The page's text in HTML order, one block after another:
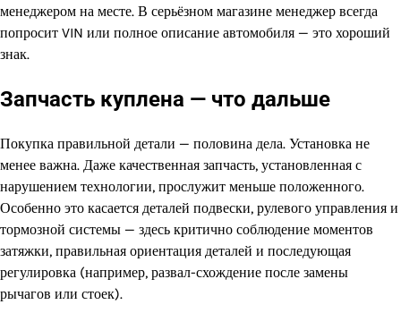
менеджером на месте. В серьёзном магазине менеджер всегда
попросит VIN или полное описание автомобиля — это хороший
знак.
Запчасть куплена — что дальше
Покупка правильной детали — половина дела. Установка не
менее важна. Даже качественная запчасть, установленная с
нарушением технологии, прослужит меньше положенного.
Особенно это касается деталей подвески, рулевого управления и
тормозной системы — здесь критично соблюдение моментов
затяжки, правильная ориентация деталей и последующая
регулировка (например, развал-схождение после замены
рычагов или стоек).